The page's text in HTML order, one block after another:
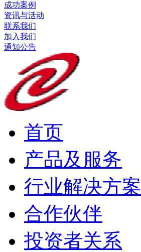
成功案例
资讯与活动
联系我们
加入我们
通知公告
首页
产品及服务
行业解决方案
合作伙伴
投资者关系